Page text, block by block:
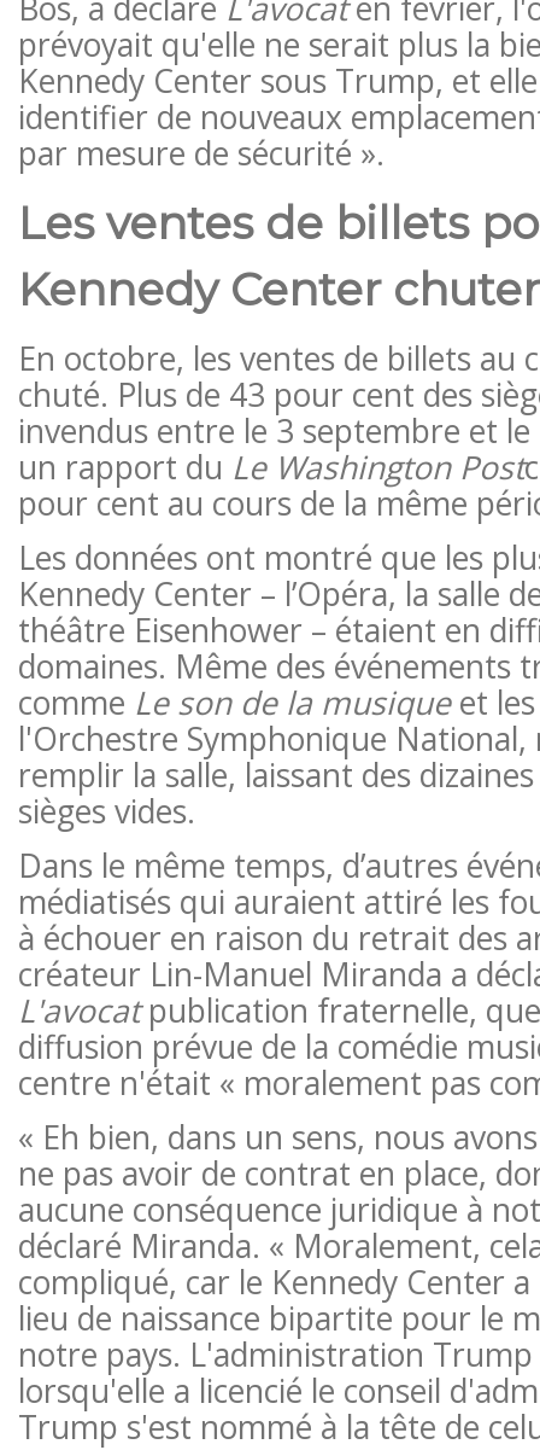
prévoyait qu'elle ne serait plus la
Kennedy Center sous Trump, et
identifier de nouveaux
par mesure de sécurité ».
Les ventes de billets
Kennedy Center
En octobre, les ventes de billets au
chuté. Plus de 43 pour cent des
invendus entre le 3 septembre et
un rapport du Le Washington Post
pour cent au cours de la même
Les données ont montré que les
Kennedy Center – l’Opéra, la salle
théâtre Eisenhower – étaient en
domaines. Même des événements
comme Le son de la musiqueet
l'Orchestre Symphonique National,
remplir la salle, laissant des
sièges vides.
Dans le même temps, d’autres
médiatisés qui auraient attiré les
à échouer en raison du retrait des
créateur Lin-Manuel Miranda a
L'avocatpublication fraternelle,
diffusion prévue de la comédie
centre n'était « moralement pas
« Eh bien, dans un sens, nous
ne pas avoir de contrat en place,
aucune conséquence juridique à
déclaré Miranda. « Moralement,
compliqué, car le Kennedy Center
lieu de naissance bipartite pour le
notre pays. L'administration Trump
lorsqu'elle a licencié le conseil
Trump s'est nommé à la tête de